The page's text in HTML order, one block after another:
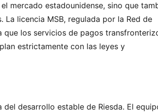
mercado estadounidense, sino que
licencia MSB, regulada por la Red de
que los servicios de pagos
estrictamente con las leyes y
desarrollo estable de Riesda. El